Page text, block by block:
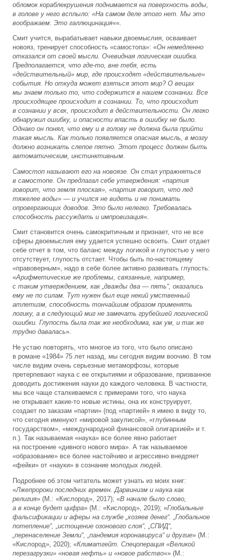
обломок кораблекрушения поднимается на поверхность воды,
в голове у него всплыло: «На самом деле этого нет. Мы это
воображаем. Это галлюцинация««.
Смит учится, вырабатывает навыки двоемыслия, осваивает
новояз, тренирует способность «самостопа»: «Он немедленно
отказался от своей мысли. Очевидная логическая ошибка.
Предполагается, что где-то, вне тебя, есть
«действительный» мир, где происходят «действительные»
события. Но откуда может взяться этот мир? О вещах
мы знаем только то, что содержится в нашем сознании. Все
происходящее происходит в сознании. То, что происходит
в сознании у всех, происходит в действительности. Он легко
обнаружил ошибку, и опасности впасть в ошибку не было.
Однако он понял, что ему и в голову не должна была прийти
такая мысль. Как только появляется опасная мысль, в мозгу
должно возникать слепое пятно. Этот процесс должен быть
автоматическим, инстинктивным.
Самостоп называют его на новоязе. Он стал упражняться
в самостопе. Он предлагал себе утверждения: «партия
говорит, что земля плоская», «партия говорит, что лед
тяжелее воды» — и учился не видеть и не понимать
опровергающих доводов. Это было нелегко. Требовалась
способность рассуждать и импровизация«.
Смит становится очень самокритичным и признает, что не все
сферы двоемыслия ему удается успешно освоить. Смит отдает
себе отчет в том, что баланс между логикой и глупостью у него
отсутствует, глупость отстает. Чтобы быть по-настоящему
«правоверным», надо в себе более активно развивать глупость:
«Арифметические же проблемы, связанные, например,
с таким утверждением, как „дважды два — пять“, оказались
ему не по силам. Тут нужен был еще некий умственный
атлетизм, способность тончайшим образом применять
логику, а в следующий миг не замечать грубейшей логической
ошибки. Глупость была так же необходима, как ум, и так же
трудно давалась».
Не устаю повторять, что многое из того, что было описано
в романе «1984» 75 лет назад, мы сегодня видим воочию. В том
числе видим очень серьезные метаморфозы, которые
претерпевают наука с ее открытиями и образование, призванное
доводить достижения науки до каждого человека. В частности,
мы все чаще сталкиваемся с примерами того, что наука
не открывает какие-то новые истины, она их конструирует,
создает по заказам «партии» (под «партией» я имею в виду то,
что сегодня именуют «мировой закулисой», «глубинным
государством», «международной финансовой олигархией» и т.
п.). Так называемая «наука» все более явно работает
на построение «дивного нового мира». А так называемое
«образование» все более настойчиво и агрессивно внедряет
«фейки» от «науки» в сознание молодых людей.
Подробнее об этом читатель может узнать из моих книг:
«Лжепророки последних времен. Дарвинизм и наука как
религия» (М.: «Кислород», 2017); «В начале было слово,
а в конце будет цифра» (М.: «Кислород», 2019); «Глобальные
фальсификации и аферы на службе „хозяев денег“. „Глобальное
потепление“, „истощение озонового слоя“, „СПИД“,
„перенаселение Земли“, „пандемия коронавируса“ и другие» (М.:
«Кислород», 2020); «Климатгейт. Спецоперация «Великой
перезагрузки» «новая нефть» и «новое рабство«» (М.: